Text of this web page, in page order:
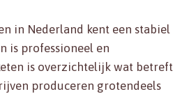
in Nederland kent een stabiel
is professioneel en
is overzichtelijk wat betreft
produceren grotendeels